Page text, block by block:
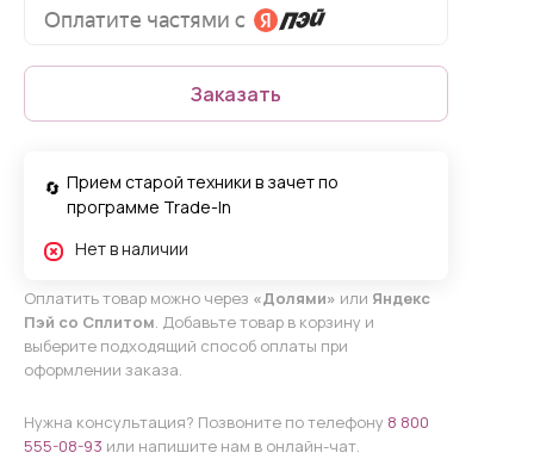
Заказать
Прием старой техники в зачет по
программе Trade-In
Нет в наличии
Оплатить товар можно через «Долями» или Яндекс
Пэй со Сплитом. Добавьте товар в корзину и
выберите подходящий способ оплаты при
оформлении заказа.
Нужна консультация? Позвоните по телефону 8 800
555-08-93 или напишите нам в онлайн-чат.